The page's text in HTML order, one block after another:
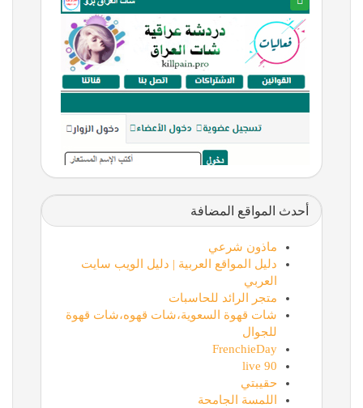
أحدث المواقع المضافة
ماذون شرعي
دليل المواقع العربية | دليل الويب سايت
العربي
متجر الرائد للحاسبات
شات قهوة السعوية،شات قهوه،شات قهوة
للجوال
FrenchieDay
90 live
حقيبتي
اللمسة الجامحة